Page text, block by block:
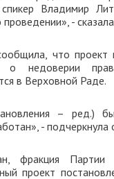
Владимир
-
что проект
о недоверии
в Верховной Раде.
– ред.)
- подчеркнула
фракция Партии
проект